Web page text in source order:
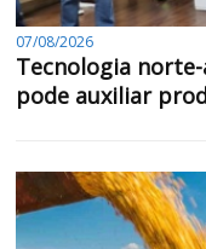
07/08/2026
Tecnologia
pode auxiliar